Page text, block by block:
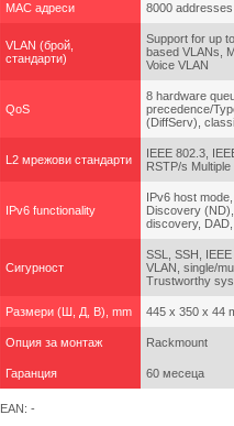
MAC адреси 8000 addresses
VLAN (брой,
стандарти)
Support for up
based VLANs,
Voice VLAN
QoS
8 hardware
precedence/
(DiffServ),
L2 мрежови стандарти
IEEE 802.3,
RSTP/s
IPv6 functionality
IPv6 host
Discovery
discovery,
Сигурност
SSL, SSH,
VLAN, single/
Trustworthy
Размери (Ш, Д, В), mm 445 x 350 x 44
Опция за монтаж Rackmount
Гаранция 60 месеца
EAN: -